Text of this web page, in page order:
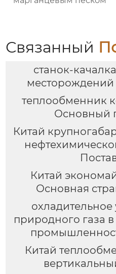
Связанный
станок-
теплообменник
Основный
Китай
Китай
Основная
охладительное
природного газа
Китай